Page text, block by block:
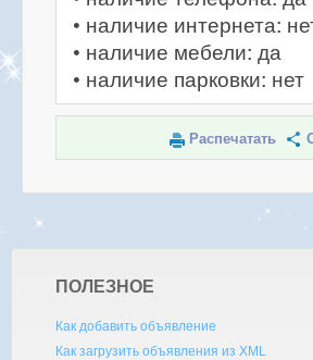
• наличие интернета:
• наличие мебели: да
• наличие парковки: нет
Распечатать
ПОЛЕЗНОЕ
Как добавить объявление
Как загрузить объявления из XML